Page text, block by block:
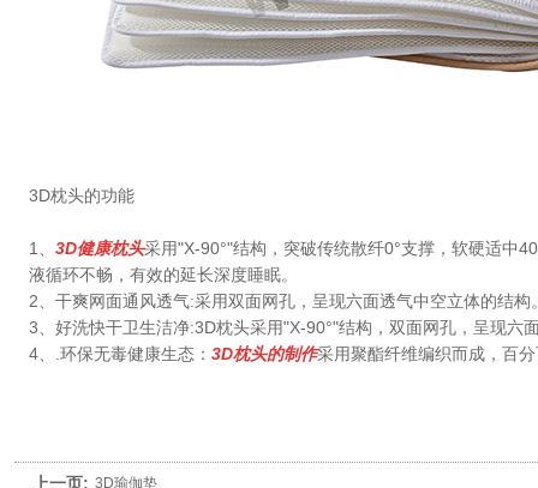
3D枕头的功能
1、 3D健康枕头采用"X-90°"结构，突破传统散纤0°支撑，软硬适中
液循环不畅，有效的延长深度睡眠。
2、干爽网面通风透气:采用双面网孔，呈现六面透气中空立体的结构
3、好洗快干卫生洁净:3D枕头采用"X-90°"结构，双面网孔，呈现
4、.环保无毒健康生态： 3D枕头的制作采用聚酯纤维编织而成，百
上一页: 3D瑜伽垫